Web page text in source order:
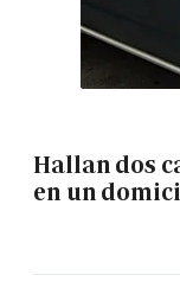
Hallan dos
en un